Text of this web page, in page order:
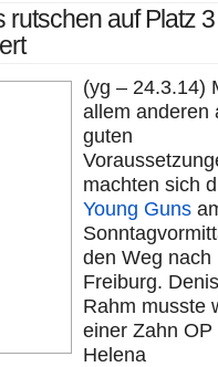
rutschen auf Platz
(yg – 24.3.14)
allem anderen
guten
machten sich
Young Guns
den Weg nach
Freiburg.
Rahm musste
einer Zahn OP
Helena